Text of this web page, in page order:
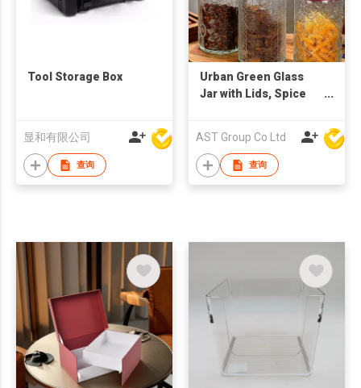
Tool Storage Box
显和有限公司
查询
Urban Green Glass
Jar with Lids, Spice
bottles, Glass
Canisters with
Airtight Lids, Small
AST Group Co Ltd
查询